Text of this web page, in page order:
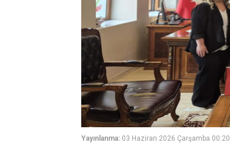
Yayınlanma: 03 Haziran 2026 Çarşamba 00:20